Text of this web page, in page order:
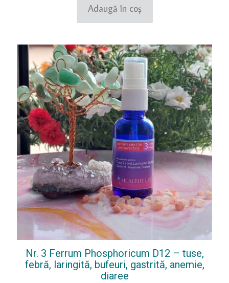
Adaugă în coș
Nr. 3 Ferrum Phosphoricum D12 – tuse,
febră, laringită, bufeuri, gastrită, anemie,
diaree